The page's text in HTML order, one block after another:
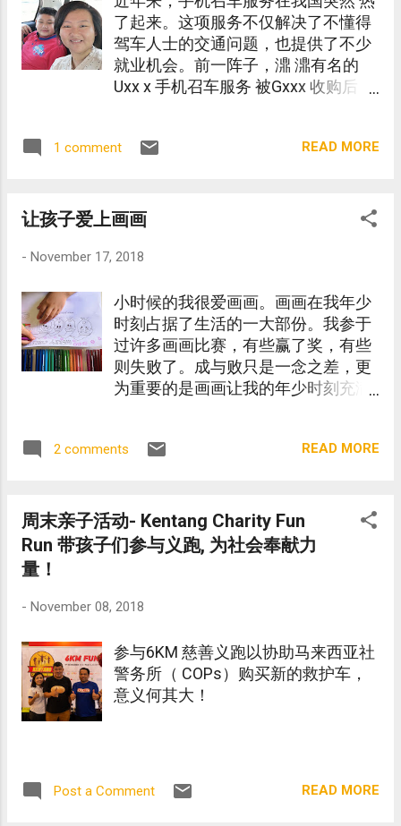
了起来。这项服务不仅解决了不懂得
驾车人士的交通问题，也提供了不少
就业机会。前一阵子，濎 濎有名的
Uxx x 手机召车服务 被Gxxx 收购后，
手机召车服务手机 程式比较价钱呢？
1 comment READ MORE
让孩子爱上画画
- November 17, 2018
小时候的我很爱画画。画画在我年少
时刻占据了生活的一大部份。我参于
过许多画画比赛，有些赢了奖，有些
则失败了。成与败只是一念之差，更
为重要的是画画让我的年少时刻充满
2 comments READ MORE
周末亲子活动- Kentang Charity Fun
Run 带孩子们参与义跑, 为社会奉献力
量！
- November 08, 2018
参与6KM 慈善义跑以协助马来西亚社
警务所（ COPs）购买新的救护车，
意义何其大！
Post a Comment READ MORE